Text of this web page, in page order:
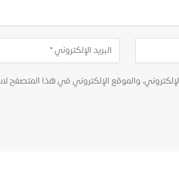
والموقع الإلكتروني في هذا المتصفح